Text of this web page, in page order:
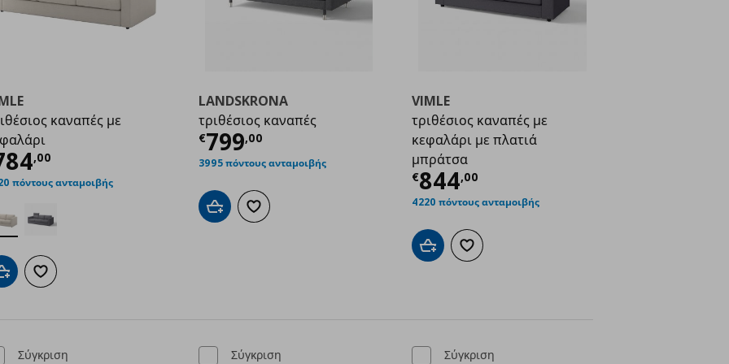
καναπές με
,00 τιμή € 784,00
πόντους ανταμοιβής
Προσθήκη στο καλάθι
Προσθήκη στα αγαπημένα
LANDSKRONA
τριθέσιος καναπές
€799,00
Τρέχουσα τιμή € 799,00
3995 πόντους ανταμοιβής
Προσθήκη στο καλάθι
Προσθήκη στα αγαπημένα
VIMLE
τριθέσιος καναπές με
κεφαλάρι με πλατιά
μπράτσα
€844,00
Τρέχουσα τιμή
4220 πόντους ανταμοιβής
Προσθήκη στο καλάθι
Προσθήκη στα αγαπημένα
Σύγκριση Σύγκριση Σύγκριση